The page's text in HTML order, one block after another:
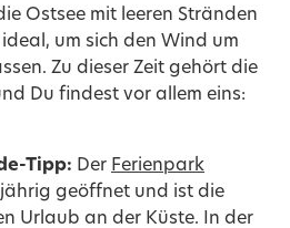
Ostsee mit leeren Stränden
um sich den Wind um
Zu dieser Zeit gehört die
Du findest vor allem eins:
Tipp: Der Ferienpark
geöffnet und ist die
Urlaub an der Küste. In der